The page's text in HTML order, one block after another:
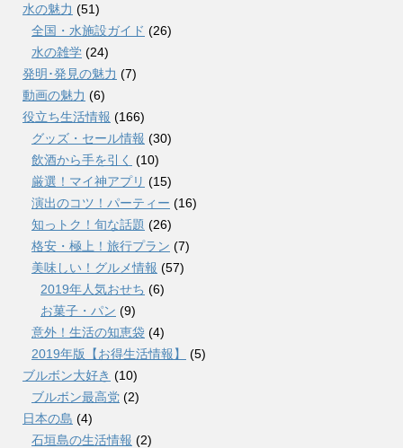
水の魅力 (51)
全国・水施設ガイド (26)
水の雑学 (24)
発明･発見の魅力 (7)
動画の魅力 (6)
役立ち生活情報 (166)
グッズ・セール情報 (30)
飲酒から手を引く (10)
厳選！マイ神アプリ (15)
演出のコツ！パーティー (16)
知っトク！旬な話題 (26)
格安・極上！旅行プラン (7)
美味しい！グルメ情報 (57)
2019年人気おせち (6)
お菓子・パン (9)
意外！生活の知恵袋 (4)
2019年版【お得生活情報】
(5)
ブルボン大好き (10)
ブルボン最高党 (2)
日本の島 (4)
石垣島の生活情報 (2)